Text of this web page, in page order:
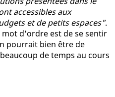
accessibles aux
et de petits espaces".
mot d'ordre est de se sentir
pourrait bien être de
de temps au cours